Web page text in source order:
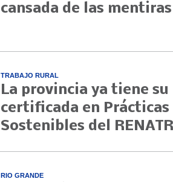
cansada de las
TRABAJO RURAL
La provincia ya tiene
certificada en Prácticas
Sostenibles del
RIO GRANDE